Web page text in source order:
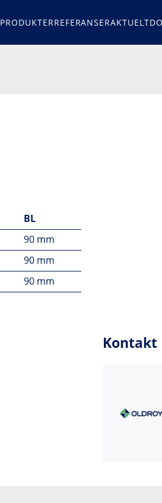
PRODUKTERREFERANSERAKTUELT
BL
90 mm
90 mm
90 mm
Kontakt